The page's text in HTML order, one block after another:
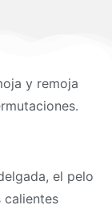
y remoja
el pelo
calientes